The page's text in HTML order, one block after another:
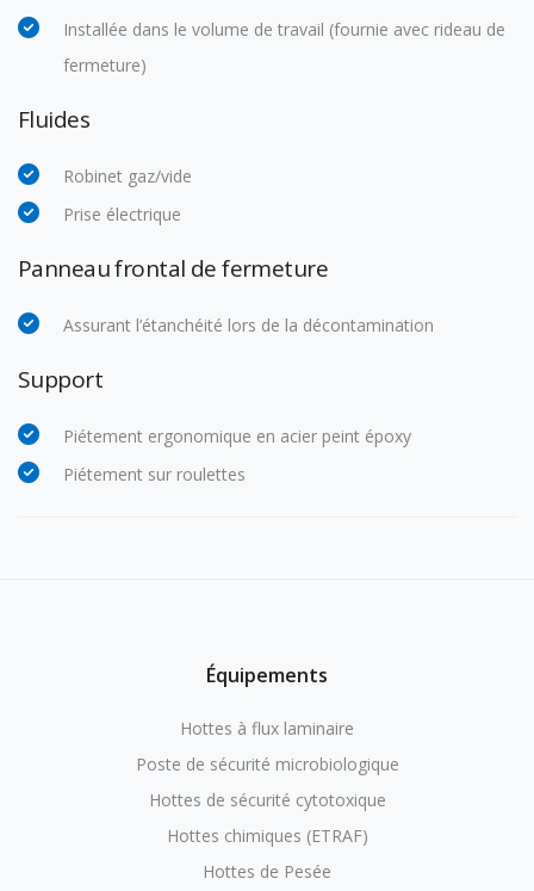
Installée dans le volume de travail (fournie avec rideau de
fermeture)
Fluides
Robinet gaz/vide
Prise électrique
Panneau frontal de fermeture
Assurant l’étanchéité lors de la décontamination
Support
Piétement ergonomique en acier peint époxy
Piétement sur roulettes
Équipements
Hottes à flux laminaire
Poste de sécurité microbiologique
Hottes de sécurité cytotoxique
Hottes chimiques (ETRAF)
Hottes de Pesée